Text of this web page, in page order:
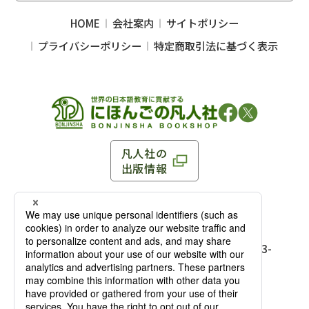
凡人社の
出版情報
〒102-0093 東京都千代田区平河町 1-3-13 8F
TEL：03-3263-3959／FAX：03-3263-3116
麹町店
〒102-0093 東京都千代田区平河町1-3-
13 8F［アクセス］
TEL：03-3239-8673／FAX：03-3263-
3116
HOME 会社案内
サイトポリシー
プライバシーポリシー
特定商取引法に基づく表示